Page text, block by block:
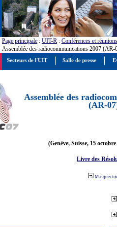
Page principale : UIT-R : Conférences et réunions
Assemblée des radiocommunications 2007 (AR-
Assemblée des
(AR-
(Genève, Suisse, 15
Livre des
Masquer
Secteurs de l'UIT Salle de presse